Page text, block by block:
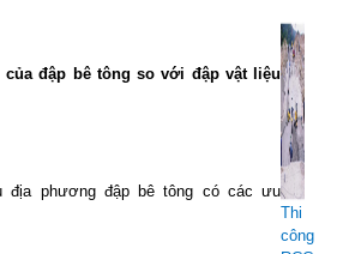
Thi
công
của đập bê tông so với đập vật liệu
địa phương đập bê tông có các ưu